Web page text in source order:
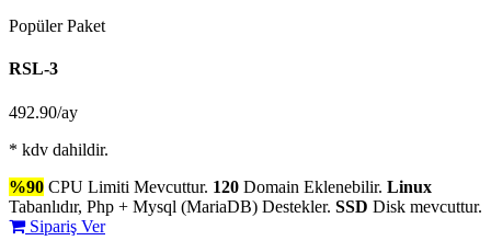
Popüler Paket
RSL-3
492.90/ay
* kdv dahildir.
%90 CPU Limiti Mevcuttur. 120 Domain Eklenebilir. Linux
Tabanlıdır, Php + Mysql (MariaDB) Destekler. SSD Disk mevcuttur.
Sipariş Ver